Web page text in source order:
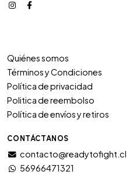
Quiénes somos
Términos y Condiciones
Política de privacidad
Politica de reembolso
Política de envíos y retiros
CONTÁCTANOS
contacto@readytofight.cl
56966471321